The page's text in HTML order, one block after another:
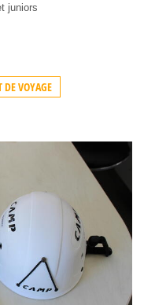
juniors
DE VOYAGE